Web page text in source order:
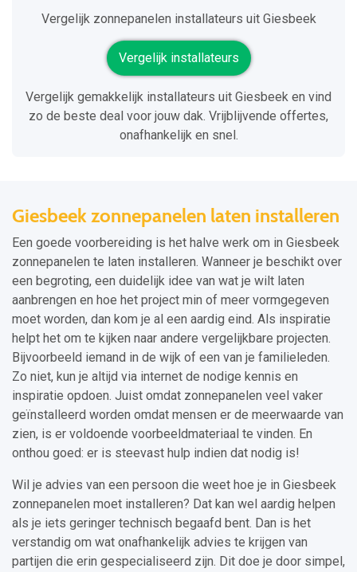
Vergelijk zonnepanelen installateurs uit Giesbeek
Vergelijk installateurs
Vergelijk gemakkelijk installateurs uit Giesbeek en vind
zo de beste deal voor jouw dak. Vrijblijvende offertes,
onafhankelijk en snel.
Giesbeek zonnepanelen laten installeren
Een goede voorbereiding is het halve werk om in Giesbeek
zonnepanelen te laten installeren. Wanneer je beschikt over
een begroting, een duidelijk idee van wat je wilt laten
aanbrengen en hoe het project min of meer vormgegeven
moet worden, dan kom je al een aardig eind. Als inspiratie
helpt het om te kijken naar andere vergelijkbare projecten.
Bijvoorbeeld iemand in de wijk of een van je familieleden.
Zo niet, kun je altijd via internet de nodige kennis en
inspiratie opdoen. Juist omdat zonnepanelen veel vaker
geïnstalleerd worden omdat mensen er de meerwaarde van
zien, is er voldoende voorbeeldmateriaal te vinden. En
onthou goed: er is steevast hulp indien dat nodig is!
Wil je advies van een persoon die weet hoe je in Giesbeek
zonnepanelen moet installeren? Dat kan wel aardig helpen
als je iets geringer technisch begaafd bent. Dan is het
verstandig om wat onafhankelijk advies te krijgen van
partijen die erin gespecialiseerd zijn. Dit doe je door simpel,